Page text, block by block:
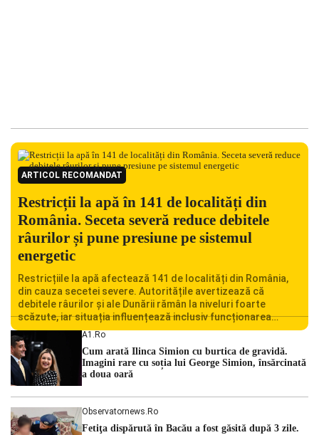
ARTICOL RECOMANDAT
Restricții la apă în 141 de localități din
România. Seceta severă reduce debitele
râurilor și pune presiune pe sistemul
energetic
Restricțiile la apă afectează 141 de localități din România,
din cauza secetei severe. Autoritățile avertizează că
debitele râurilor și ale Dunării rămân la niveluri foarte
scăzute, iar situația influențează inclusiv funcționarea
Centralei Nucleare de la Cernavodă. România se confruntă
cu una dintre cele mai dificile perioade din punct de vedere
hidrologic din ultimii ani. Lipsa […]
A1.ro
Cum arată Ilinca Simion cu burtica de gravidă.
Imagini rare cu soția lui George Simion, însărcinată
a doua oară
Observatornews.ro
Fetiţa dispărută în Bacău a fost găsită după 3 zile.